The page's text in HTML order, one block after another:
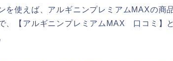
を使えば、アルギニンプレミアムMAXの商
、【アルギニンプレミアムMAX 口コミ】